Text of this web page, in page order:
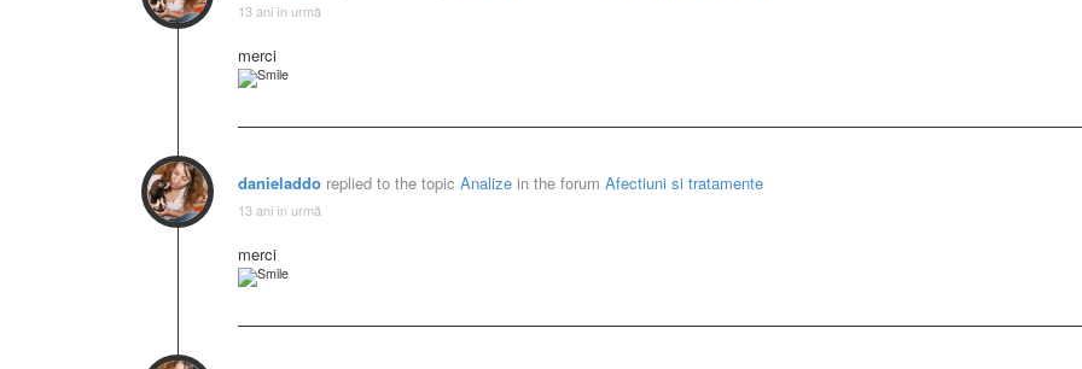
13 ani în urmă
merci
danieladdo replied to the topic Analize in the forum Afectiuni si tratamente
13 ani în urmă
merci